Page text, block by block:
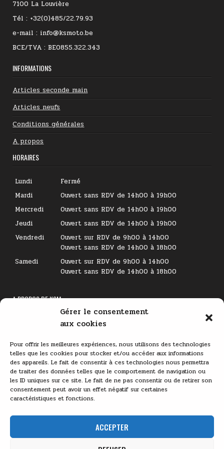
Gérer le consentement
aux cookies
Pour offrir les meilleures expériences, nous utilisons des technologies
telles que les cookies pour stocker et/ou accéder aux informations
des appareils. Le fait de consentir à ces technologies nous permettra
de traiter des données telles que le comportement de navigation ou
les ID uniques sur ce site. Le fait de ne pas consentir ou de retirer son
consentement peut avoir un effet négatif sur certaines
caractéristiques et fonctions.
ACCEPTER
7100 La Louvière
Tél : +32(0)485/22.79.93
e-mail : info@ksmoto.be
BCE/TVA : BE0855.322.343
INFORMATIONS
Articles seconde main
Articles neufs
Conditions générales
A propos
HORAIRES
Lundi
Fermé
Mardi
Ouvert sans RDV de 14h00 à 19h00
Mercredi
Ouvert sans RDV de 14h00 à 19h00
Jeudi
Ouvert sans RDV de 14h00 à 19h00
Vendredi
Ouvert sur RDV de 9h00 à 14h00
Ouvert sans RDV de 14h00 à 18h00
Samedi
Ouvert sur RDV de 9h00 à 14h00
Ouvert sans RDV de 14h00 à 18h00
A PROPOS DE KSM